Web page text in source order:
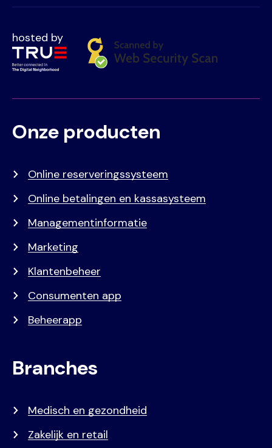
hosted by
Voet
Primair
Onze producten
Online reserveringssysteem
Online betalingen en kassasysteem
Managementinformatie
Marketing
Klantenbeheer
Consumenten app
Beheerapp
Branches
Medisch en gezondheid
Zakelijk en retail